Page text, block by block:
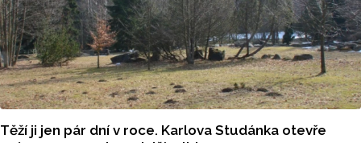
Těží ji jen pár dní v roce. Karlova Studánka otevře